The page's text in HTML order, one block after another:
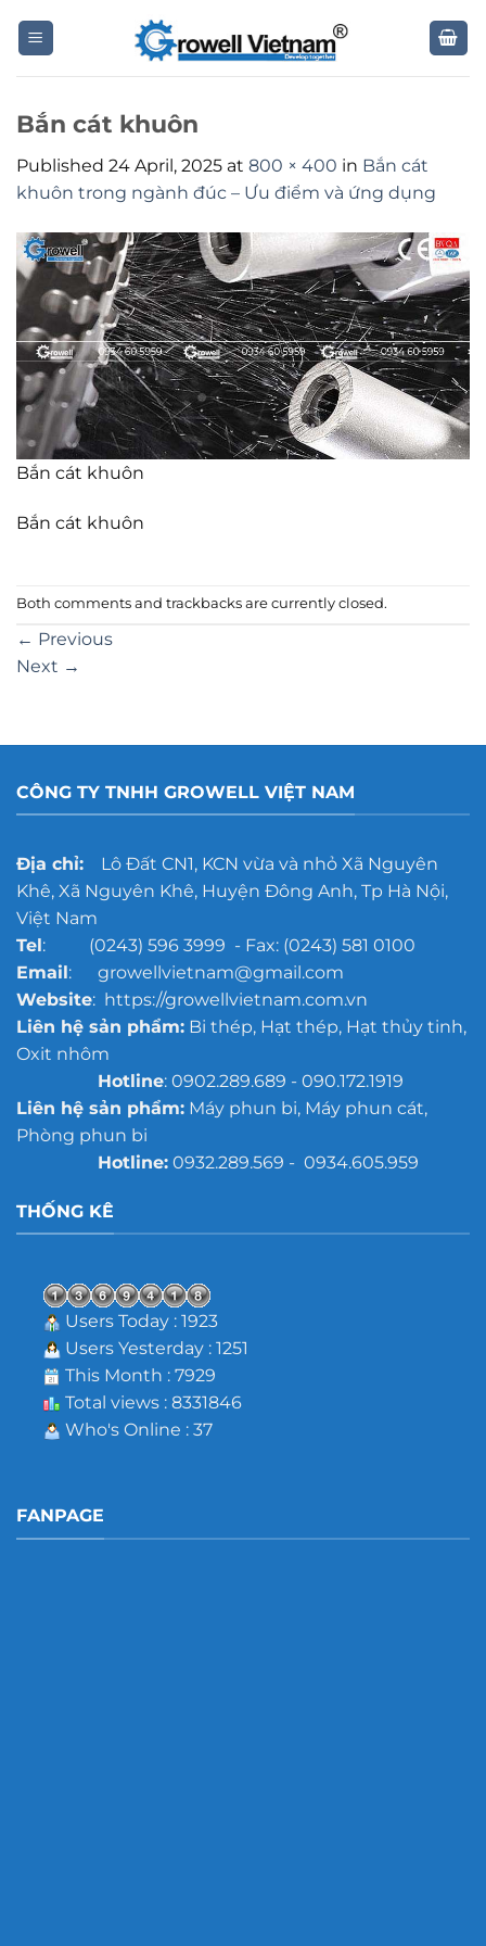
Bắn cát khuôn
Published 24 April, 2025 at 800 × 400 in Bắn cát
khuôn trong ngành đúc – Ưu điểm và ứng dụng
Bắn cát khuôn
Bắn cát khuôn
Both comments and trackbacks are currently closed.
← Previous
Next →
CÔNG TY TNHH GROWELL VIỆT NAM
Địa chỉ:Lô Đất CN1, KCN vừa và nhỏ Xã Nguyên
Khê, Xã Nguyên Khê, Huyện Đông Anh, Tp Hà Nội,
Việt Nam
Tel: (0243) 596 3999 - Fax: (0243) 581 0100
Email: growellvietnam@gmail.com
Website: https://growellvietnam.com.vn
Liên hệ sản phẩm:Bi thép, Hạt thép, Hạt thủy tinh,
Oxit nhôm
Hotline: 0902.289.689 - 090.172.1919
Liên hệ sản phẩm:Máy phun bi, Máy phun cát,
Phòng phun bi
Hotline:0932.289.569 - 0934.605.959
THỐNG KÊ
Users Today : 1923
Users Yesterday : 1251
This Month : 7929
Total views : 8331846
Who's Online : 37
FANPAGE